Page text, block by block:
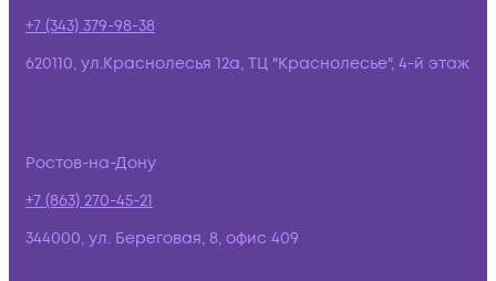
+7 (343) 379-98-38
620110, ул.Краснолесья 12а, ТЦ "Краснолесье", 4-й этаж
Ростов-на-Дону
+7 (863) 270-45-21
344000, ул. Береговая, 8, офис 409